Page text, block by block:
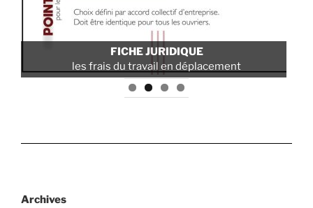
FICHE JURIDIQUE
les frais du travail en déplacement
Archives